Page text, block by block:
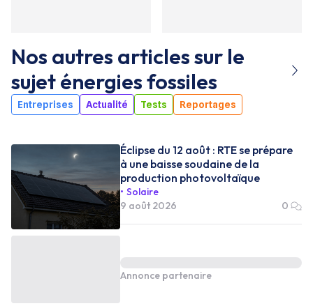
Nos autres articles sur le
sujeténergies fossiles
Entreprises Actualité Tests Reportages
Éclipse du 12 août : RTE se prépare
à une baisse soudaine de la
production photovoltaïque
Solaire
9 août 2026
0
Annonce partenaire